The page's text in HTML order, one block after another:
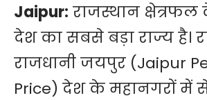
Jaipur: राजस्थान
देश का सबसे बड़ा राज्य है।
राजधानी जयपुर (Jaipur
Price) देश के महानगरों में